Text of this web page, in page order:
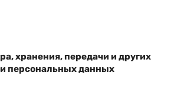
хранения, передачи и других
персональных данных